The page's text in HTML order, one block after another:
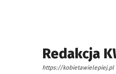
Redakcja
https://kobietawielepiej.pl